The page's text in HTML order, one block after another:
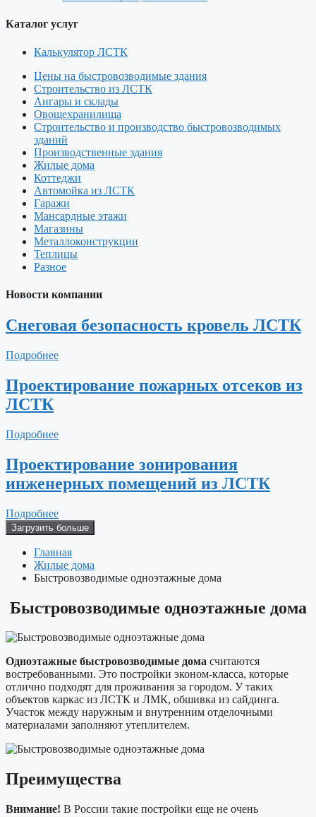
Каталог услуг
Калькулятор ЛСТК
Цены на быстровозводимые здания
Строительство из ЛСТК
Ангары и склады
Овощехранилища
Строительство и производство быстровозводимых
зданий
Производственные здания
Жилые дома
Коттеджи
Автомойка из ЛСТК
Гаражи
Мансардные этажи
Магазины
Металлоконструкции
Теплицы
Разное
Новости компании
Снеговая безопасность кровель ЛСТК
Подробнее
Проектирование пожарных отсеков из
ЛСТК
Подробнее
Проектирование зонирования
инженерных помещений из ЛСТК
Подробнее
Загрузить больше
Главная
Жилые дома
Быстровозводимые одноэтажные дома
Быстровозводимые одноэтажные дома
Одноэтажные быстровозводимые дома считаются
востребованными. Это постройки эконом-класса, которые
отлично подходят для проживания за городом. У таких
объектов каркас из ЛСТК и ЛМК, обшивка из сайдинга.
Участок между наружным и внутренним отделочными
материалами заполняют утеплителем.
Преимущества
Внимание! В России такие постройки еще не очень